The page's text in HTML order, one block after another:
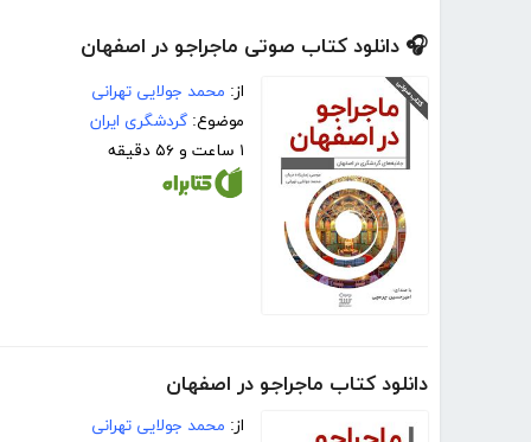
🎧 دانلود کتاب صوتی ماجراجو در اصفهان
از: محمد جولایی تهرانی
موضوع: گردشگری ایران
۱ ساعت و ۵۶ دقیقه
دانلود کتاب ماجراجو در اصفهان
از: محمد جولایی تهرانی